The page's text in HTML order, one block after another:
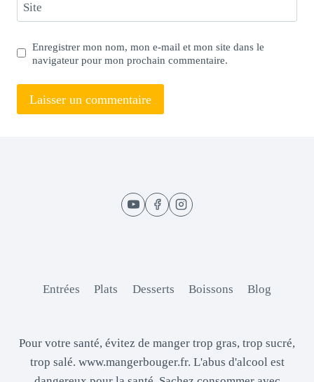
Site
Enregistrer mon nom, mon e-mail et mon site dans le
navigateur pour mon prochain commentaire.
Entrées Plats Desserts Boissons Blog
Pour votre santé, évitez de manger trop gras, trop sucré,
trop salé. www.mangerbouger.fr. L'abus d'alcool est